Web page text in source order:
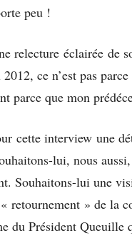
peu !
relecture éclairée de
ce n’est pas
parce que mon
cette interview une
lui, nous
Souhaitons-lui une
retournement » de la
du Président Queuille